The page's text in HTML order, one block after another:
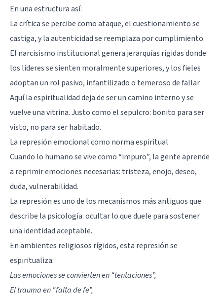
En una estructura así:
La crítica se percibe como ataque, el cuestionamiento se
castiga, y la autenticidad se reemplaza por cumplimiento.
El narcisismo institucional genera jerarquías rígidas donde
los líderes se sienten moralmente superiores, y los fieles
adoptan un rol pasivo, infantilizado o temeroso de fallar.
Aquí la espiritualidad deja de ser un camino interno y se
vuelve una vitrina. Justo como el sepulcro: bonito para ser
visto, no para ser habitado.
La represión emocional como norma espiritual
Cuando lo humano se vive como “impuro”, la gente aprende
a reprimir emociones necesarias: tristeza, enojo, deseo,
duda, vulnerabilidad.
La represión es uno de los mecanismos más antiguos que
describe la psicología: ocultar lo que duele para sostener
una identidad aceptable.
En ambientes religiosos rígidos, esta represión se
espiritualiza:
Las emociones se convierten en “tentaciones”,
El trauma en “falta de fe”,